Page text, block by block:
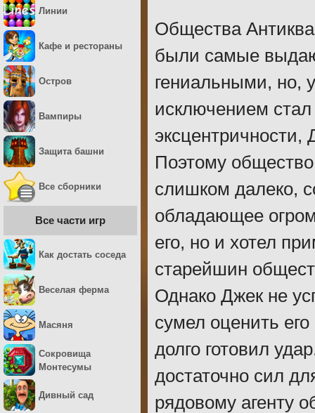
Общества
были самые
гениальными, но,
исключением
эксцентричности,
Поэтому
слишком далеко,
обладающее
его, но и хотел
старейшин
Однако Джек не
сумел оценить его
долго готовил
достаточно сил
рядовому агенту
Линии
Кафе и рестораны
Остров
Вампиры
Защита башни
Все сборники
Все части игр
Как достать соседа
Веселая ферма
Масяня
Сокровища
Монтесумы
Дивный сад